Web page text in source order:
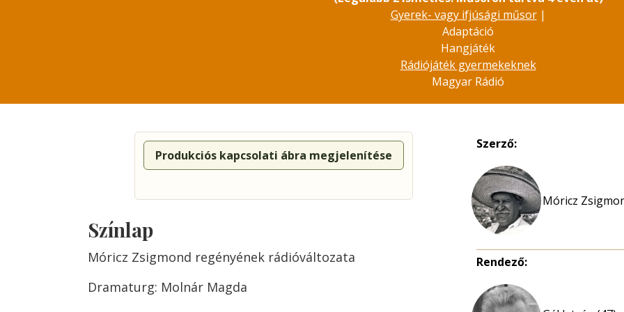
Gyerek- vagy ifjúsági műsor|
Adaptáció
Hangjáték
Rádiójáték gyermekeknek
Magyar Rádió
Produkciós kapcsolati ábra megjelenítése
Színlap
Móricz Zsigmond regényének rádióváltozata
Dramaturg: Molnár Magda
Szerző:
Móricz
Rendező: